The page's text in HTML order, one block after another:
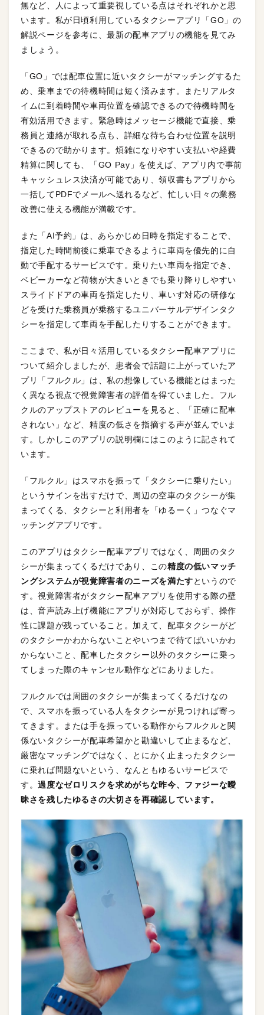
無など、人によって重要視している点はそれぞれかと思
います。私が日頃利用しているタクシーアプリ「GO」の
解説ページを参考に、最新の配車アプリの機能を見てみ
ましょう。
「GO」では配車位置に近いタクシーがマッチングするた
め、乗車までの待機時間は短く済みます。またリアルタ
イムに到着時間や車両位置を確認できるので待機時間を
有効活用できます。緊急時はメッセージ機能で直接、乗
務員と連絡が取れる点も、詳細な待ち合わせ位置を説明
できるので助かります。煩雑になりやすい支払いや経費
精算に関しても、「GO Pay」を使えば、アプリ内で事前
キャッシュレス決済が可能であり、領収書もアプリから
一括してPDFでメールへ送れるなど、忙しい日々の業務
改善に使える機能が満載です。
また「AI予約」は、あらかじめ日時を指定することで、
指定した時間前後に乗車できるように車両を優先的に自
動で手配するサービスです。乗りたい車両を指定でき、
ベビーカーなど荷物が大きいときでも乗り降りしやすい
スライドドアの車両を指定したり、車いす対応の研修な
どを受けた乗務員が乗務するユニバーサルデザインタク
シーを指定して車両を手配したりすることができます。
ここまで、私が日々活用しているタクシー配車アプリに
ついて紹介しましたが、患者会で話題に上がっていたア
プリ「フルクル」は、私の想像している機能とはまった
く異なる視点で視覚障害者の評価を得ていました。フル
クルのアップストアのレビューを見ると、「正確に配車
されない」など、精度の低さを指摘する声が並んでいま
す。しかしこのアプリの説明欄にはこのように記されて
います。
「フルクル」はスマホを振って「タクシーに乗りたい」
というサインを出すだけで、周辺の空車のタクシーが集
まってくる、タクシーと利用者を「ゆるーく」つなぐマ
ッチングアプリです。
このアプリはタクシー配車アプリではなく、周囲のタク
シーが集まってくるだけであり、この精度の低いマッチ
ングシステムが視覚障害者のニーズを満たすというので
す。視覚障害者がタクシー配車アプリを使用する際の壁
は、音声読み上げ機能にアプリが対応しておらず、操作
性に課題が残っていること。加えて、配車タクシーがど
のタクシーかわからないことやいつまで待てばいいかわ
からないこと、配車したタクシー以外のタクシーに乗っ
てしまった際のキャンセル動作などにありました。
フルクルでは周囲のタクシーが集まってくるだけなの
で、スマホを振っている人をタクシーが見つければ寄っ
てきます。または手を振っている動作からフルクルと関
係ないタクシーが配車希望かと勘違いして止まるなど、
厳密なマッチングではなく、とにかく止まったタクシー
に乗れば問題ないという、なんともゆるいサービスで
す。過度なゼロリスクを求めがちな昨今、ファジーな曖
昧さを残したゆるさの大切さを再確認しています。